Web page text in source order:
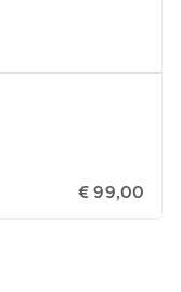
€ 99,00